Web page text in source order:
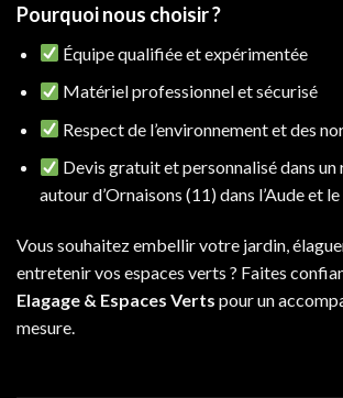
Pourquoi nous choisir ?
Équipe qualifiée et expérimentée
Matériel professionnel et sécurisé
Respect de l’environnement et des
Devis gratuit et personnalisé dans un
autour d’Ornaisons (11) dans l’Aude et
Vous souhaitez embellir votre jardin,
entretenir vos espaces verts ? Faites
Elagage & Espaces Verts pour un
mesure.